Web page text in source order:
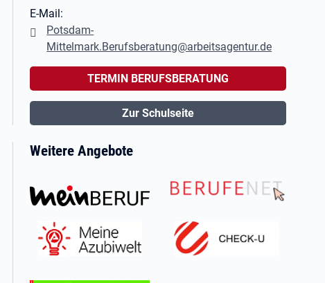
E-Mail:
Potsdam-
Mittelmark.Berufsberatung@arbeitsagentur.de
TERMIN BERUFSBERATUNG
Zur Schulseite
Weitere Angebote